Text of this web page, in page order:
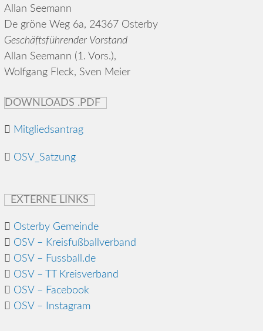
Allan Seemann
De gröne Weg 6a, 24367 Osterby
Geschäftsführender Vorstand
Allan Seemann (1. Vors.),
Wolfgang Fleck, Sven Meier
DOWNLOADS .PDF
Mitgliedsantrag
OSV_Satzung
EXTERNE LINKS
Osterby Gemeinde
OSV – Kreisfußballverband
OSV – Fussball.de
OSV – TT Kreisverband
OSV – Facebook
OSV – Instagram